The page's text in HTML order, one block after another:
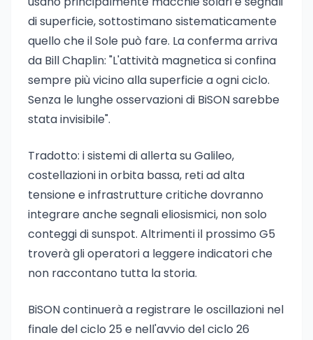
di superficie, sottostimano sistematicamente
quello che il Sole può fare. La conferma arriva
da Bill Chaplin: "L'attività magnetica si confina
sempre più vicino alla superficie a ogni ciclo.
Senza le lunghe osservazioni di BiSON sarebbe
stata invisibile".
Tradotto: i sistemi di allerta su Galileo,
costellazioni in orbita bassa, reti ad alta
tensione e infrastrutture critiche dovranno
integrare anche segnali eliosismici, non solo
conteggi di sunspot. Altrimenti il prossimo G5
troverà gli operatori a leggere indicatori che
non raccontano tutta la storia.
BiSON continuerà a registrare le oscillazioni nel
finale del ciclo 25 e nell'avvio del ciclo 26